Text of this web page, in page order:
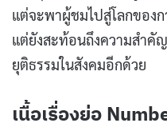
แต่จะพาผู้ชมไปสู่โลกของ
แต่ยังสะท้อนถึงความสำคั
ยุติธรรมในสังคมอีกด้วย
เนื้อเรื่องย่อ